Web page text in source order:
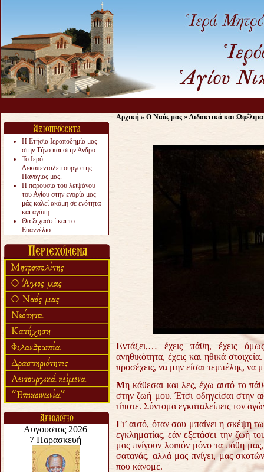
Η Ετήσια Ιεραποδημία μας
στην Τήνο και στην Άνδρο.
Το Ιερό
Δεκαπενταλείτουργο της
Παναγίας μας.
Η παρουσία του λειψάνου
του Αγίου στην ενορία μας
μάς καλεί ακόμη σε ενότητα
και αγάπη.
Θα ξεχαστεί και το
Ευαγγέλιο;
«πολύ αργά».
Ζητείται....
Αρχική » Ο Ναός μας » Διδακτικά και Ωφέλιμα
Εντάξει,… έχεις πάθη, έχεις
ανηθικότητα, έχεις και ηθικά
προσέχεις, να μην είσαι τεμπέλης, να
Μη κάθεσαι και λες, έχω αυτό το
στην ζωή μου. Έτσι οδηγείσαι στην
τίποτε. Σύντομα εγκαταλείπεις τον
Γι’ αυτό, όταν σου μπαίνει η σκέψη
εγκληματίας, εάν εξετάσει την ζωή
μας πνίγουν λοιπόν μόνο τα πάθη
σατανάς, αλλά μας πνίγει, μας
που κάνομε.